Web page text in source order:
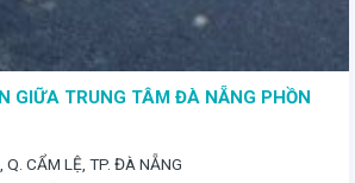
GIỮA TRUNG TÂM ĐÀ NẴNG PHỒN
Q. CẨM LỆ, TP. ĐÀ NẴNG